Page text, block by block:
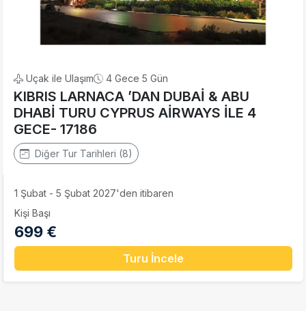
Uçak ile Ulaşım 4 Gece 5 Gün
KIBRIS LARNACA ’DAN DUBAİ & ABU
DHABİ TURU CYPRUS AİRWAYS İLE 4
GECE- 17186
Diğer Tur Tarihleri (8)
1 Şubat - 5 Şubat 2027'den itibaren
Kişi Başı
699 €
Turu İncele